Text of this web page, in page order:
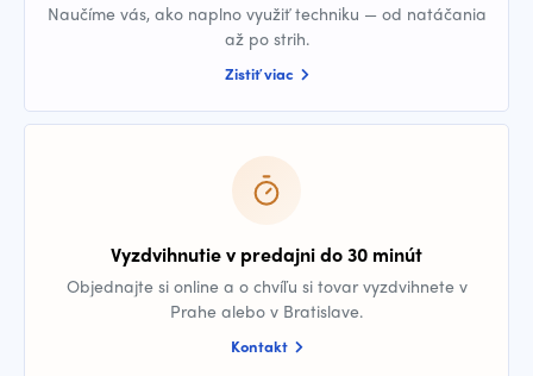
Naučíme vás, ako naplno využiť techniku — od natáčania
až po strih.
Zistiť viac
Vyzdvihnutie v predajni do 30 minút
Objednajte si online a o chvíľu si tovar vyzdvihnete v
Prahe alebo v Bratislave.
Kontakt